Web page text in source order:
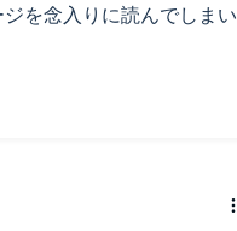
を念入りに読んでしまい